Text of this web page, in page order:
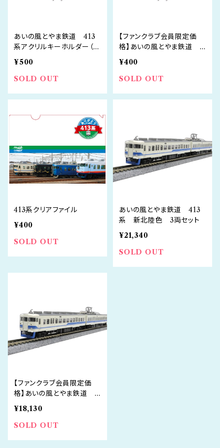
あいの風とやま鉄道 413
系アクリルキーホルダー（新
北陸色）
¥500
SOLD OUT
【ファンクラブ会員限定価
格】あいの風とやま鉄道 4
13系アクリルキーホルダー
（新北陸色）
¥400
SOLD OUT
413系クリアファイル
¥400
SOLD OUT
あいの風とやま鉄道 413
系 新北陸色 3両セット
¥21,340
SOLD OUT
【ファンクラブ会員限定価
格】あいの風とやま鉄道 4
13系 新北陸色 3両セッ
ト
¥18,130
SOLD OUT